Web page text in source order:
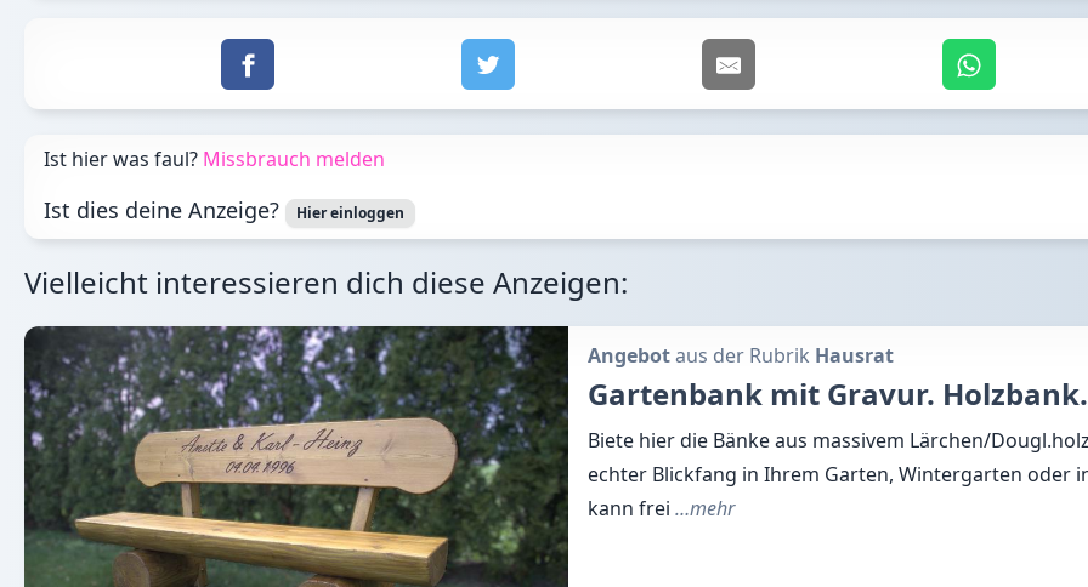
Ist hier was faul? Missbrauch melden
Ist dies deine Anzeige? Hier einloggen
Vielleicht interessieren dich diese Anzeigen:
Angebotaus der Rubrik Hausrat
Gartenbank mit Gravur.
Biete hier die Bänke aus massivem Lärchen/
echter Blickfang in Ihrem Garten, Wintergarten oder
kann frei …mehr